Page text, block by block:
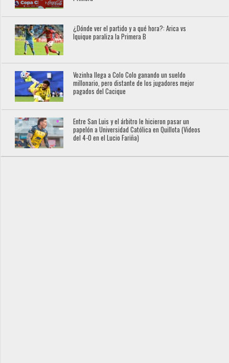
¿Dónde ver el partido y a qué hora?: Arica vs
Iquique paraliza la Primera B
Vozinha llega a Colo Colo ganando un sueldo
millonario, pero distante de los jugadores mejor
pagados del Cacique
Entre San Luis y el árbitro le hicieron pasar un
papelón a Universidad Católica en Quillota (Videos
del 4-0 en el Lucio Fariña)